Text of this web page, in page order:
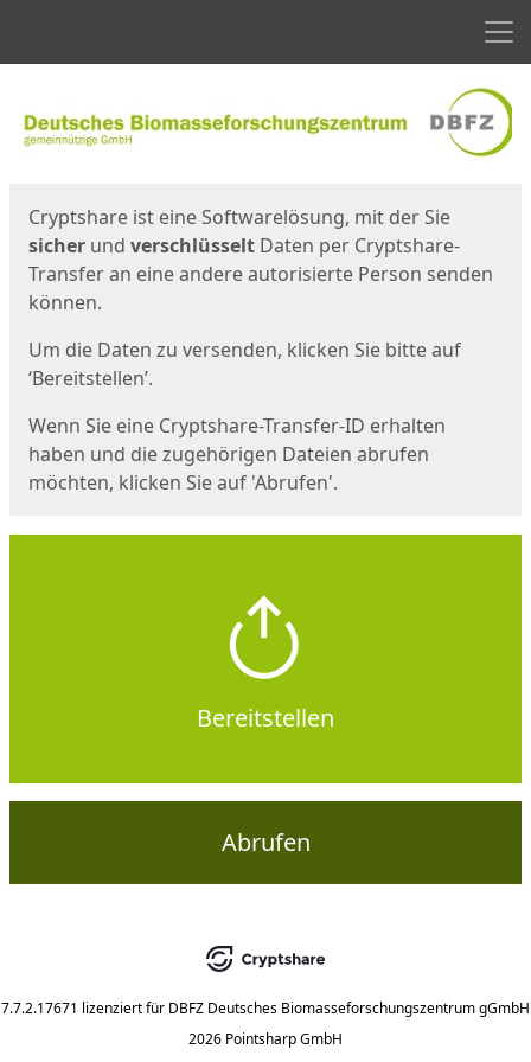
Cryptshare ist eine Softwarelösung, mit der Sie
sicher und verschlüsselt Daten per Cryptshare-
Transfer an eine andere autorisierte Person senden
können.
Um die Daten zu versenden, klicken Sie bitte auf
‘Bereitstellen’.
Wenn Sie eine Cryptshare-Transfer-ID erhalten
haben und die zugehörigen Dateien abrufen
möchten, klicken Sie auf 'Abrufen'.
Bereitstellen
Abrufen
7.7.2.17671 lizenziert für DBFZ Deutsches Biomasseforschungszentrum gGmbH
2026 Pointsharp GmbH